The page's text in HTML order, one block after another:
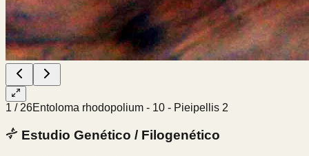
1 / 26Entoloma rhodopolium - 10 - Pieipellis 2
Estudio Genético / Filogenético